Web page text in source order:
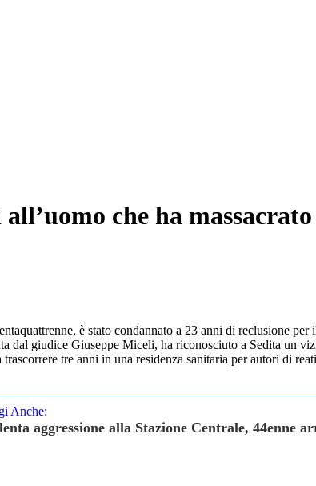
che ha
è stato condannato a 23 anni di reclusione per
dal giudice Giuseppe Miceli, ha riconosciuto a Sedita un
trascorrere tre anni in una residenza sanitaria per autori di
Anche:
aggressione alla Stazione Centrale, 44enne